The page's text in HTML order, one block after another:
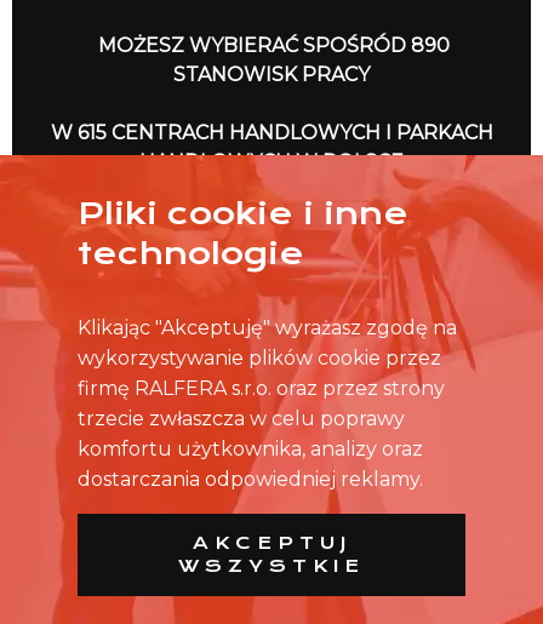
MOŻESZ WYBIERAĆ SPOŚRÓD 890
STANOWISK PRACY
W 615 CENTRACH HANDLOWYCH I PARKACH
HANDLOWYCH W POLSCE
NO TO RUSZAMY
Pliki cookie i inne
technologie
Klikając "Akceptuję" wyrażasz zgodę na
wykorzystywanie plików cookie przez
firmę RALFERA s.r.o. oraz przez strony
trzecie zwłaszcza w celu poprawy
komfortu użytkownika, analizy oraz
dostarczania odpowiedniej reklamy.
AKCEPTUJ
WSZYSTKIE